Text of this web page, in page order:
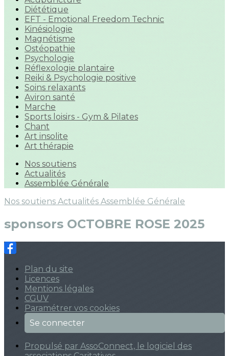
Diététique
EFT - Emotional Freedom Technic
Kinésiologie
Magnétisme
Ostéopathie
Psychologie
Réflexologie plantaire
Reiki & Psychologie positive
Soins relaxants
Aviron santé
Marche
Sports loisirs - Gym & Pilates
Chant
Art insolite
Art thérapie
Nos soutiens
Actualités
Assemblée Générale
Nos soutiens Actualités Assemblée Générale
sponsors OCTOBRE ROSE 2025
Plan du site
Licences
Mentions légales
CGUV
Paramétrer vos cookies
Se connecter
Propulsé par AssoConnect, le logiciel des